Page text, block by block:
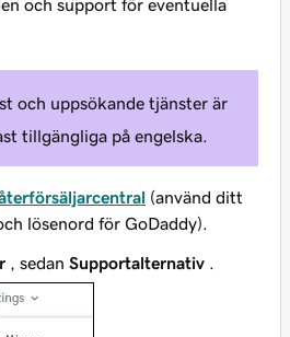
och support för eventuella
och uppsökande tjänster är
tillgängliga på engelska.
(använd ditt
lösenord för GoDaddy).
, sedan Supportalternativ